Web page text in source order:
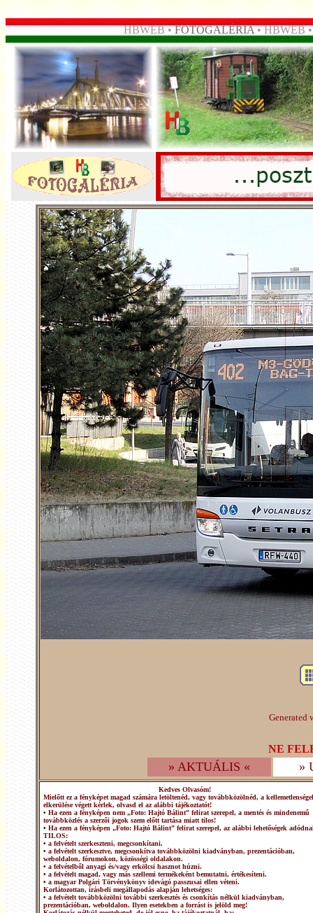
HBWEB •FOTOGALÉRIA• HBWEB
Generated
NE
» AKTUÁLIS « »
Kedves Olvasóm!
Mielőtt ez a fényképet magad számára letöltenéd, vagy továbbközölnéd, a
elkerülése végett kérlek, olvasd el az alábbi tájékoztatót!
• Ha ezen a fényképen nem „Foto: Hajtó Bálint” felirat szerepel, a mentés és mindenemű
továbbközlés a szerzői jogok szem előtt tartása miatt tilos!
• Ha ezen a fényképen „Foto: Hajtó Bálint” felirat szerepel, az alábbi lehetőségek
TILOS:
• a felvételt szerkeszteni, megcsonkítani.
• a felvételt szerkesztve, megcsonkítva továbbközölni kiadványban, prezentációban,
weboldalon, fórumokon, közösségi oldalakon.
• a felvételből anyagi és/vagy erkölcsi hasznot húzni.
• a felvételt magad, vagy más szellemi termékeként bemutatni, értékesíteni.
• a magyar Polgári Törvénykönyv idevágó passzusai ellen véteni.
Korlátozottan, írásbeli megállapodás alapján lehetséges:
• a felvételt továbbközölni további szerkesztés és csonkítás nélkül kiadványban,
prezentációban, weboldalon. Ilyen esetekben a forrást is jelöld meg!